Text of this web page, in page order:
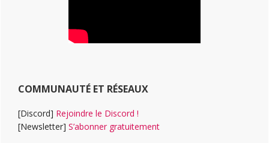
COMMUNAUTÉ ET RÉSEAUX
[Discord] Rejoindre le Discord !
[Newsletter] S’abonner gratuitement